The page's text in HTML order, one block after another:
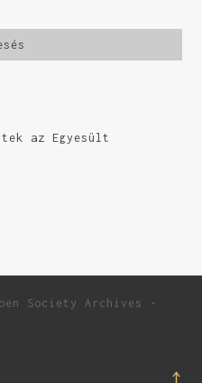
az Egyesült
Society Archives -
↑